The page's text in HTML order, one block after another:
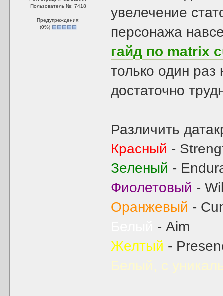
Пользователь №: 7418
Предупреждения:
(0%)
увелечение
персонажа
гайд по matrix
только один
достаточно
Различить
Красный -
Зеленый -
Фиолетовый -
Оранжевый -
- Aim
Желтый -
Белый, с